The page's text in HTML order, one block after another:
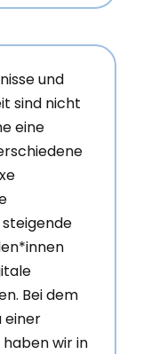
und
sind nicht
eine
Bei dem
einer
wir in